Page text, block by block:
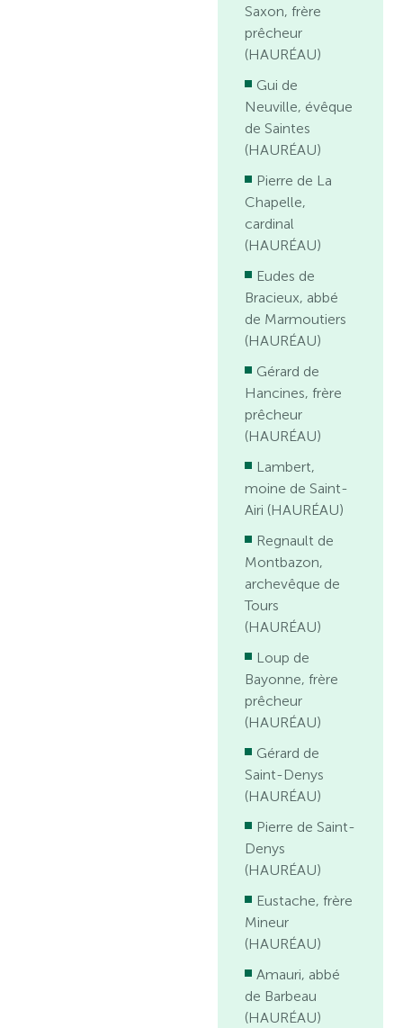
Saxon, frère
prêcheur
(HAURÉAU)
Gui de
Neuville, évêque
de Saintes
(HAURÉAU)
Pierre de La
Chapelle,
cardinal
(HAURÉAU)
Eudes de
Bracieux, abbé
de Marmoutiers
(HAURÉAU)
Gérard de
Hancines, frère
prêcheur
(HAURÉAU)
Lambert,
moine de Saint-
Airi (HAURÉAU)
Regnault de
Montbazon,
archevêque de
Tours
(HAURÉAU)
Loup de
Bayonne, frère
prêcheur
(HAURÉAU)
Gérard de
Saint-Denys
(HAURÉAU)
Pierre de Saint-
Denys
(HAURÉAU)
Eustache, frère
Mineur
(HAURÉAU)
Amauri, abbé
de Barbeau
(HAURÉAU)